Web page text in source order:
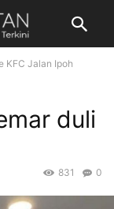
KFC Jalan Ipoh
duli
0
831